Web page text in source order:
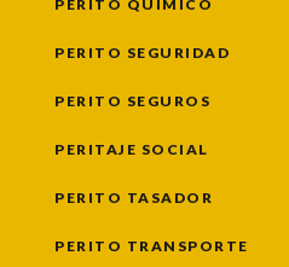
PERITO QUÍMICO
PERITO SEGURIDAD
PERITO SEGUROS
PERITAJE SOCIAL
PERITO TASADOR
PERITO TRANSPORTE